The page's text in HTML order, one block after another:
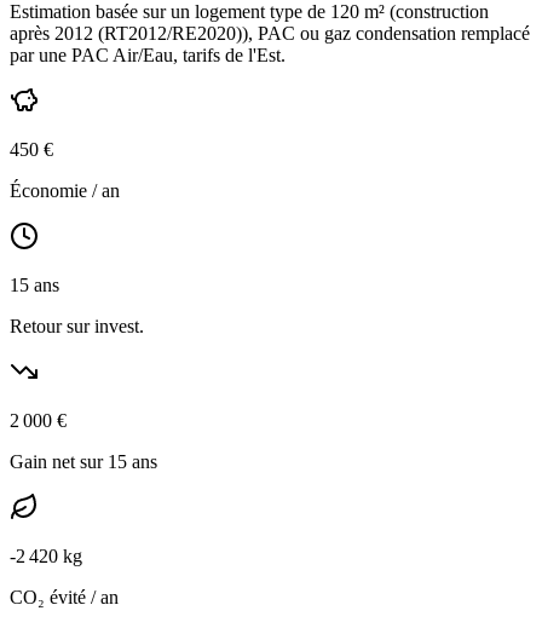
Estimation basée sur un logement type de 120 m² (construction
après 2012 (RT2012/RE2020)), PAC ou gaz condensation remplacé
par une PAC Air/Eau, tarifs de l'Est.
450 €
Économie / an
15 ans
Retour sur invest.
2 000 €
Gain net sur 15 ans
-2 420 kg
CO₂ évité / an